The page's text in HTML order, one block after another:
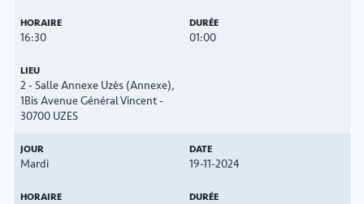
16:30 01:00
2 - Salle Annexe Uzès (Annexe),
1Bis Avenue Général Vincent -
30700 UZES
Mardi 19-11-2024